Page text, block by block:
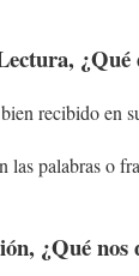
¿Qué
recibido en
las palabras o
¿Qué nos